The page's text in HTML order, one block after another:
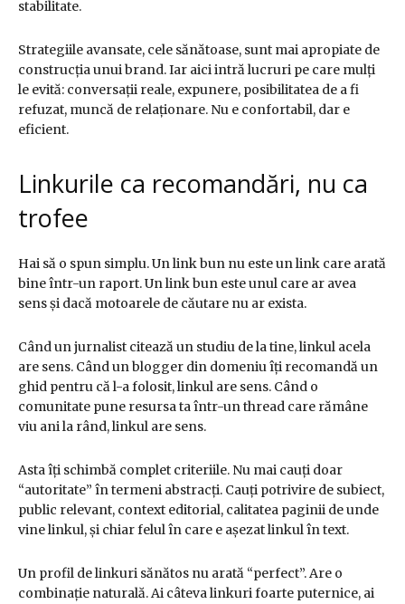
stabilitate.
Strategiile avansate, cele sănătoase, sunt mai apropiate de
construcția unui brand. Iar aici intră lucruri pe care mulți
le evită: conversații reale, expunere, posibilitatea de a fi
refuzat, muncă de relaționare. Nu e confortabil, dar e
eficient.
Linkurile ca recomandări, nu ca
trofee
Hai să o spun simplu. Un link bun nu este un link care arată
bine într-un raport. Un link bun este unul care ar avea
sens și dacă motoarele de căutare nu ar exista.
Când un jurnalist citează un studiu de la tine, linkul acela
are sens. Când un blogger din domeniu îți recomandă un
ghid pentru că l-a folosit, linkul are sens. Când o
comunitate pune resursa ta într-un thread care rămâne
viu ani la rând, linkul are sens.
Asta îți schimbă complet criteriile. Nu mai cauți doar
“autoritate” în termeni abstracți. Cauți potrivire de subiect,
public relevant, context editorial, calitatea paginii de unde
vine linkul, și chiar felul în care e așezat linkul în text.
Un profil de linkuri sănătos nu arată “perfect”. Are o
combinație naturală. Ai câteva linkuri foarte puternice, ai